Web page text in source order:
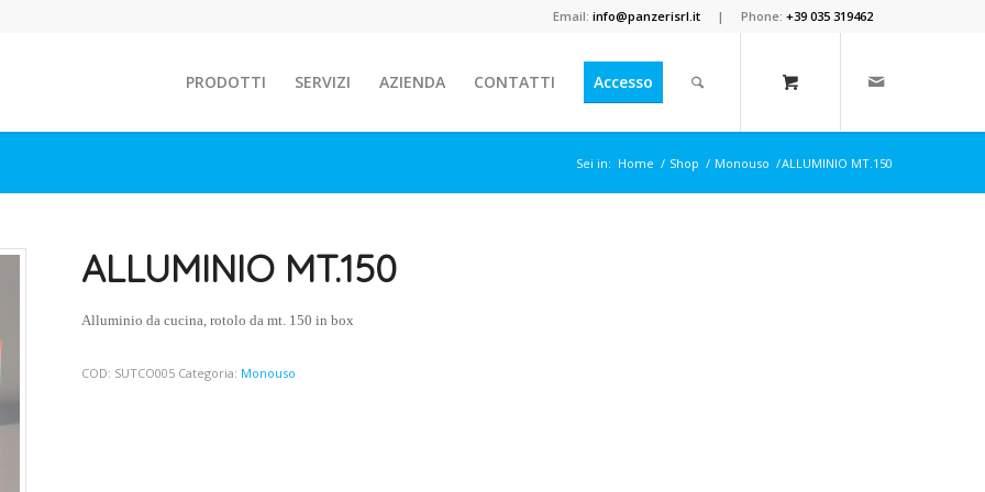
Email:info@panzerisrl.it | Phone:+39 035 319462
PRODOTTI SERVIZI AZIENDA CONTATTI Accesso
Sei in: Home / Shop / Monouso /ALLUMINIO MT.150
ALLUMINIO MT.150
Alluminio da cucina, rotolo da mt. 150 in box
COD: SUTCO005 Categoria: Monouso